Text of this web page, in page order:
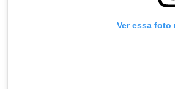
Ver essa foto